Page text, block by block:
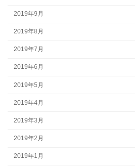
2019年9月
2019年8月
2019年7月
2019年6月
2019年5月
2019年4月
2019年3月
2019年2月
2019年1月